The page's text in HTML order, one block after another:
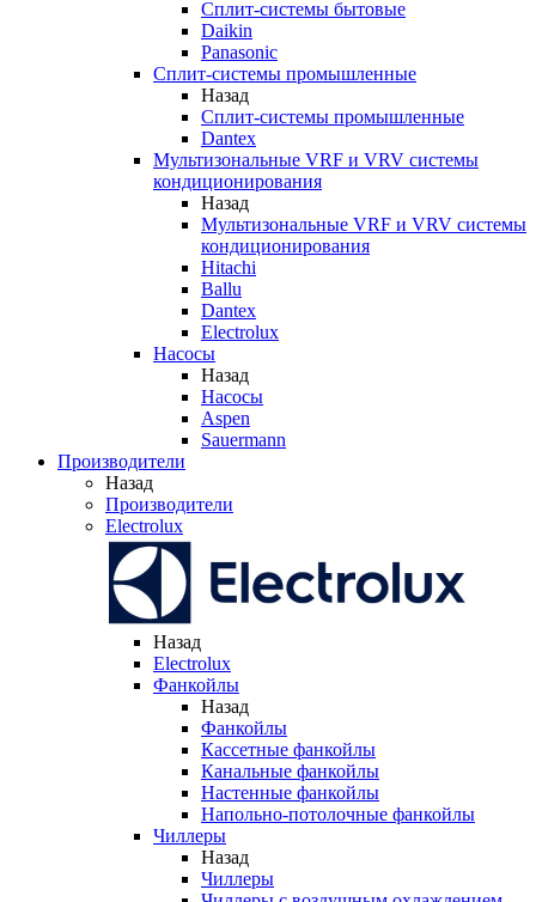
Сплит-системы бытовые
Daikin
Panasonic
Сплит-системы промышленные
Назад
Сплит-системы промышленные
Dantex
Мультизональные VRF и VRV системы
кондиционирования
Назад
Мультизональные VRF и VRV системы
кондиционирования
Hitachi
Ballu
Dantex
Electrolux
Насосы
Назад
Насосы
Aspen
Sauermann
Производители
Назад
Производители
Electrolux
Назад
Electrolux
Фанкойлы
Назад
Фанкойлы
Кассетные фанкойлы
Канальные фанкойлы
Настенные фанкойлы
Напольно-потолочные фанкойлы
Чиллеры
Назад
Чиллеры